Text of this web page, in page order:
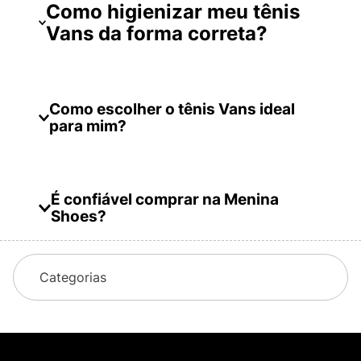
Como higienizar meu tênis
Vans da forma correta?
Como escolher o tênis Vans ideal
para mim?
a diferentes necessidades. Se você busca um
UltraRange são mais indicados;
É confiável comprar na Menina
Shoes?
Categorias